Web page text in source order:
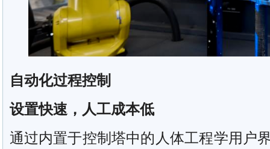
自动化过程控制
设置快速，人工成本低
通过内置于控制塔中的人体工程学用户